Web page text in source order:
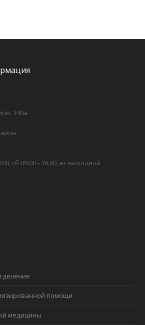
340а
сб 09:00 - 16:00, вс выходной
помощи
медицины